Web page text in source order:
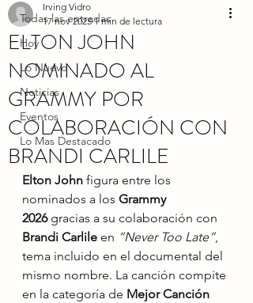
Todas las entradas
Hoy
Lo Nuevo
Noticias
Eventos
Lo Mas Destacado
ELTON JOHN
NOMINADO AL
GRAMMY POR
COLABORACIÓN CON
BRANDI CARLILE
Irving Vidro
17 nov 2025 1 min de lectura
Elton John figura entre los
nominados a los Grammy
2026 gracias a su colaboración con
Brandi Carlile en “Never Too Late”,
tema incluido en el documental del
mismo nombre. La canción compite
en la categoría de Mejor Canción